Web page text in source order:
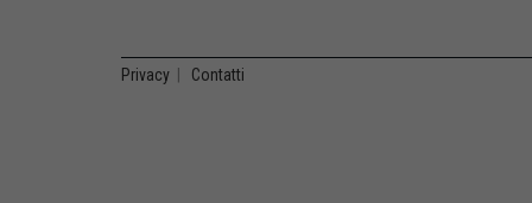
Privacy Contatti